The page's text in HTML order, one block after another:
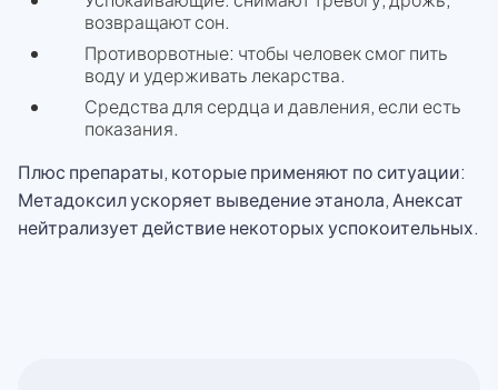
возвращают сон.
Противорвотные: чтобы человек смог пить
воду и удерживать лекарства.
Средства для сердца и давления, если есть
показания.
Плюс препараты, которые применяют по ситуации:
Метадоксил ускоряет выведение этанола, Анексат
нейтрализует действие некоторых успокоительных.